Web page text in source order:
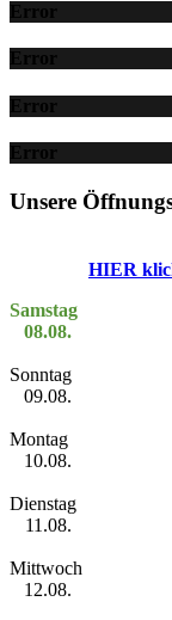
Error
Error
Error
Error
Unsere
HIER
Samstag
08.08.
Sonntag
09.08.
Montag
10.08.
Dienstag
11.08.
Mittwoch
12.08.